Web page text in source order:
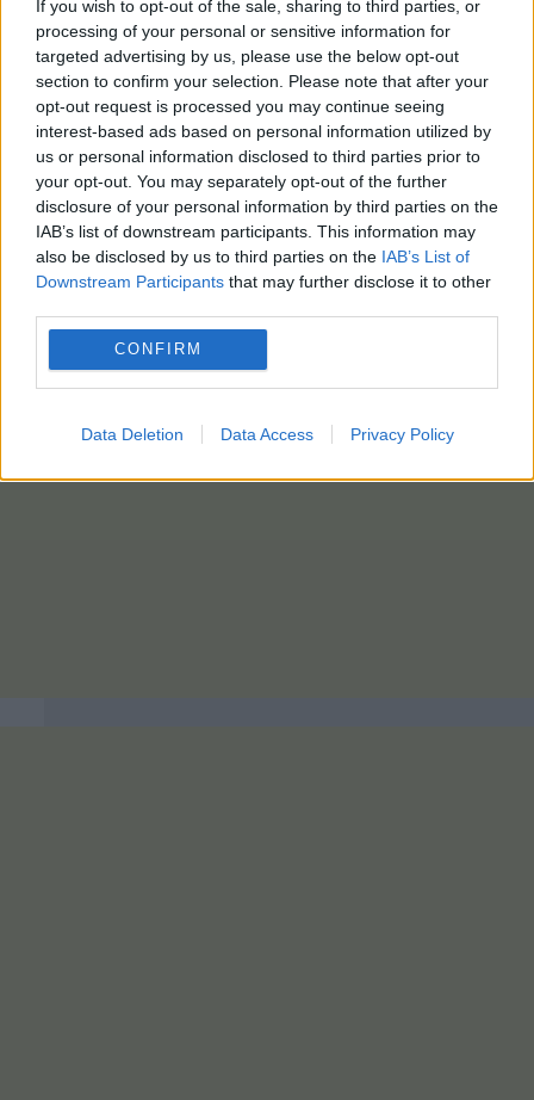
If you wish to opt-out of the sale, sharing to third parties, or
processing of your personal or sensitive information for
targeted advertising by us, please use the below opt-out
section to confirm your selection. Please note that after your
opt-out request is processed you may continue seeing
interest-based ads based on personal information utilized by
us or personal information disclosed to third parties prior to
your opt-out. You may separately opt-out of the further
disclosure of your personal information by third parties on the
IAB’s list of downstream participants. This information may
also be disclosed by us to third parties on the IAB’s List of
Downstream Participants that may further disclose it to other
CONFIRM
Data Deletion Data Access Privacy Policy